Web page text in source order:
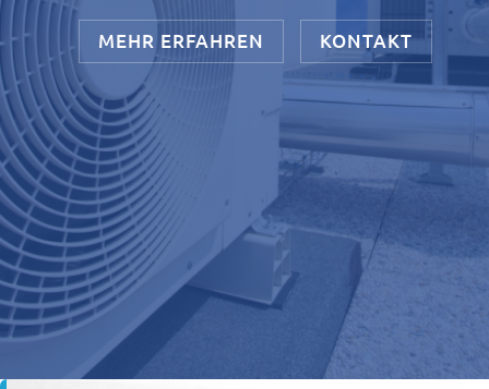
MEHR ERFAHREN KONTAKT